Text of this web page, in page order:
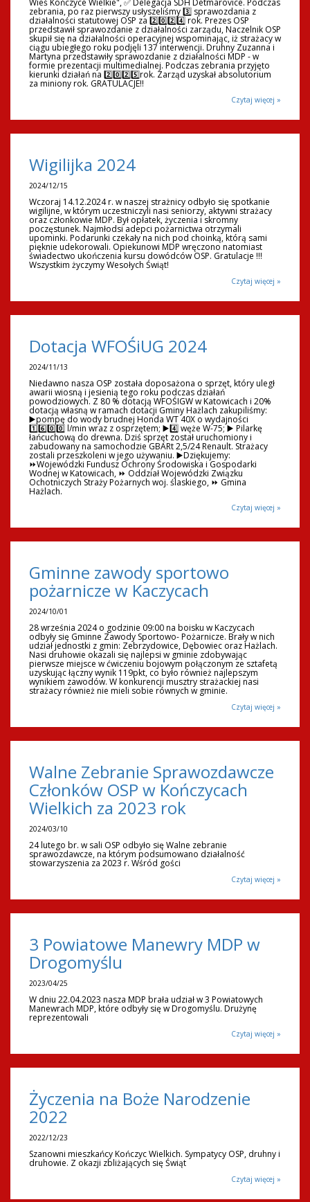
Wieś Kończyce Wielkie", ✅ Delegacja SDH Detmarovice. Podczas
zebrania, po raz pierwszy usłyszeliśmy 3️⃣ sprawozdania z
działalności statutowej OSP za 2️⃣0️⃣2️⃣4️⃣ rok. Prezes OSP
przedstawił sprawozdanie z działalności zarządu, Naczelnik OSP
skupił się na działalności operacyjnej wspominając, iż strażacy w
ciągu ubiegłego roku podjęli 137 interwencji. Druhny Zuzanna i
Martyna przedstawiły sprawozdanie z działalności MDP - w
formie prezentacji multimedialnej. Podczas zebrania przyjęto
kierunki działań na 2️⃣0️⃣2️⃣5️⃣rok. Zarząd uzyskał absolutorium
za miniony rok. GRATULACJE!!
Czytaj więcej »
Wigilijka 2024
2024/12/15
Wczoraj 14.12.2024 r. w naszej strażnicy odbyło się spotkanie
wigilijne, w którym uczestniczyli nasi seniorzy, aktywni strażacy
oraz członkowie MDP. Był opłatek, życzenia i skromny
poczęstunek. Najmłodsi adepci pożarnictwa otrzymali
upominki. Podarunki czekały na nich pod choinką, którą sami
pięknie udekorowali. Opiekunowi MDP wręczono natomiast
świadectwo ukończenia kursu dowódców OSP. Gratulacje !!!
Wszystkim życzymy Wesołych Świąt!
Czytaj więcej »
Dotacja WFOŚiUG 2024
2024/11/13
Niedawno nasza OSP została doposażona o sprzęt, który uległ
awarii wiosną i jesienią tego roku podczas działań
powodziowych. Z 80 % dotacją WFOŚIGW w Katowicach i 20%
dotacją własną w ramach dotacji Gminy Hażlach zakupiliśmy:
▶️pompę do wody brudnej Honda WT 40X o wydajności
1️⃣6️⃣0️⃣0️⃣ l/min wraz z osprzętem; ▶️4️⃣ węże W-75; ▶️ Pilarkę
łańcuchową do drewna. Dziś sprzęt został uruchomiony i
zabudowany na samochodzie GBARt 2,5/24 Renault. Strażacy
zostali przeszkoleni w jego używaniu. ▶️Dziękujemy:
⏩Wojewódzki Fundusz Ochrony Środowiska i Gospodarki
Wodnej w Katowicach, ⏩ Oddział Wojewódzki Związku
Ochotniczych Straży Pożarnych woj. ślaskiego, ⏩ Gmina
Hażlach.
Czytaj więcej »
Gminne zawody sportowo
pożarnicze w Kaczycach
2024/10/01
28 września 2024 o godzinie 09:00 na boisku w Kaczycach
odbyły się Gminne Zawody Sportowo- Pożarnicze. Brały w nich
udział jednostki z gmin: Zebrzydowice, Dębowiec oraz Hażlach.
Nasi druhowie okazali się najlepsi w gminie zdobywając
pierwsze miejsce w ćwiczeniu bojowym połączonym ze sztafetą
uzyskując łączny wynik 119pkt, co było również najlepszym
wynikiem zawodów. W konkurencji musztry strażackiej nasi
strażacy również nie mieli sobie równych w gminie.
Czytaj więcej »
Walne Zebranie Sprawozdawcze
Członków OSP w Kończycach
Wielkich za 2023 rok
2024/03/10
24 lutego br. w sali OSP odbyło się Walne zebranie
sprawozdawcze, na którym podsumowano działalność
stowarzyszenia za 2023 r. Wśród gości
Czytaj więcej »
3 Powiatowe Manewry MDP w
Drogomyślu
2023/04/25
W dniu 22.04.2023 nasza MDP brała udział w 3 Powiatowych
Manewrach MDP, które odbyły się w Drogomyślu. Drużynę
reprezentowali
Czytaj więcej »
Życzenia na Boże Narodzenie
2022
2022/12/23
Szanowni mieszkańcy Kończyc Wielkich. Sympatycy OSP, druhny i
druhowie. Z okazji zbliżających się Świąt
Czytaj więcej »